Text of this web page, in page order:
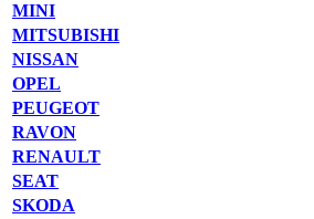
MINI
MITSUBISHI
NISSAN
OPEL
PEUGEOT
RAVON
RENAULT
SEAT
SKODA